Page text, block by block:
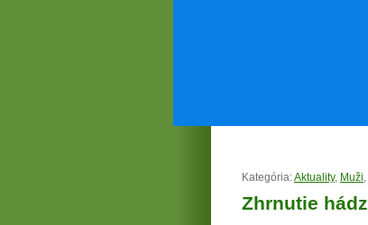
Kategória:Aktuality, Muži,
Zhrnutie